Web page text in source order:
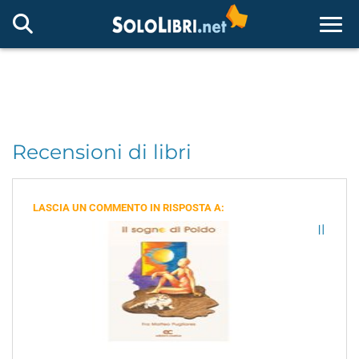
Recensioni di libri
LASCIA UN COMMENTO IN RISPOSTA A:
Il